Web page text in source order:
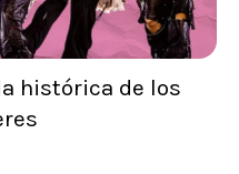
histórica de los